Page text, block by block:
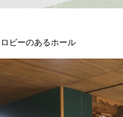
ビーのあるホール